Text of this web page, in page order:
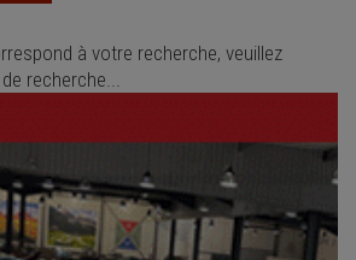
à votre recherche, veuillez
recherche...